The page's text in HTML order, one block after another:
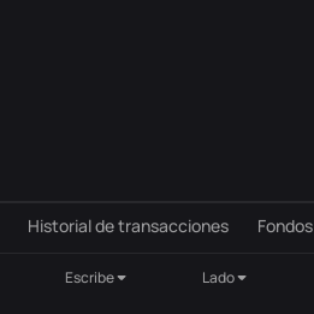
Historial de transacciones Fondos
Escribe Lado